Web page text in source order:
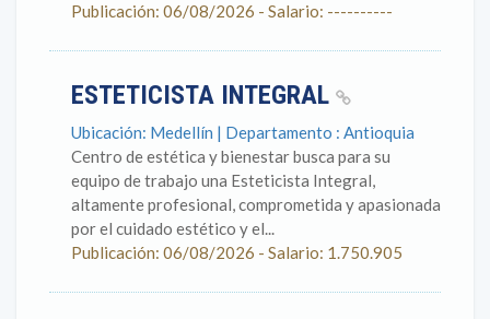
Publicación: 06/08/2026 - Salario: ----------
ESTETICISTA INTEGRAL
Ubicación: Medellín | Departamento : Antioquia
Centro de estética y bienestar busca para su
equipo de trabajo una Esteticista Integral,
altamente profesional, comprometida y apasionada
por el cuidado estético y el...
Publicación: 06/08/2026 - Salario: 1.750.905